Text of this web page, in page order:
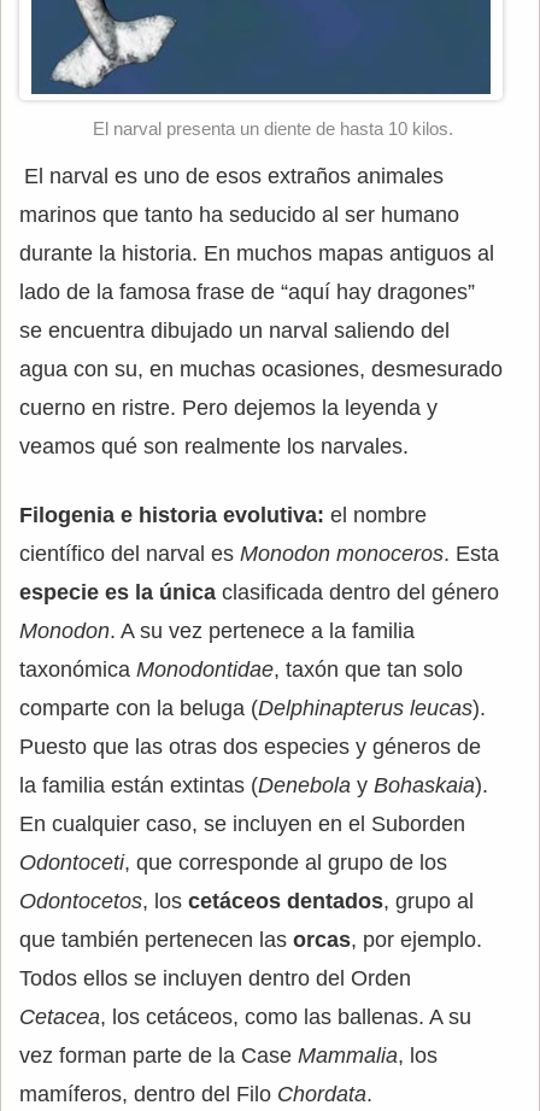
El narval presenta un diente de hasta 10 kilos.
El narval es uno de esos extraños animales
marinos que tanto ha seducido al ser humano
durante la historia. En muchos mapas antiguos al
lado de la famosa frase de “aquí hay dragones”
se encuentra dibujado un narval saliendo del
agua con su, en muchas ocasiones, desmesurado
cuerno en ristre. Pero dejemos la leyenda y
veamos qué son realmente los narvales.
Filogenia e historia evolutiva: el nombre
científico del narval es Monodon monoceros. Esta
especie es la única clasificada dentro del género
Monodon. A su vez pertenece a la familia
taxonómica Monodontidae, taxón que tan solo
comparte con la beluga (Delphinapterus leucas).
Puesto que las otras dos especies y géneros de
la familia están extintas (Denebola y Bohaskaia).
En cualquier caso, se incluyen en el Suborden
Odontoceti, que corresponde al grupo de los
Odontocetos, los cetáceos dentados, grupo al
que también pertenecen las orcas, por ejemplo.
Todos ellos se incluyen dentro del Orden
Cetacea, los cetáceos, como las ballenas. A su
vez forman parte de la Case Mammalia, los
mamíferos, dentro del Filo Chordata.